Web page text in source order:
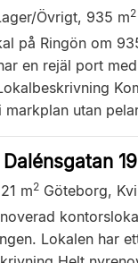
Övrigt, 935 m2
på Ringön om
en rejäl port
markplan utan
19
m2 Göteborg,
Lokalen har